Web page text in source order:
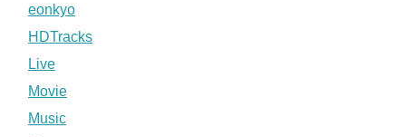
eonkyo
HDTracks
Live
Movie
Music